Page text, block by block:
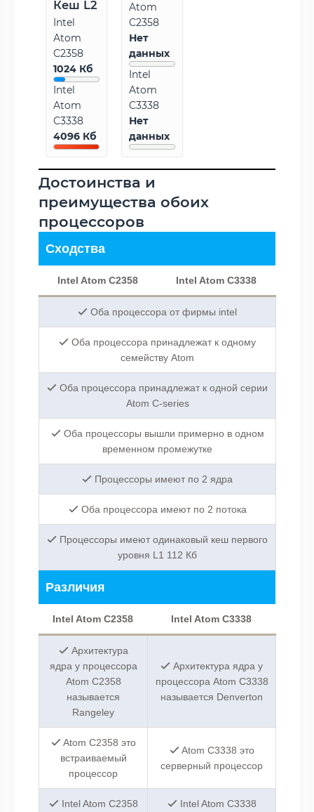
Кеш L2
Intel
Atom
C2358
1024 Кб
Intel
Atom
C3338
4096 Кб
Atom
C2358
Нет
данных
Intel
Atom
C3338
Нет
данных
Достоинства и
преимущества обоих
процессоров
Сходства
Intel Atom C2358 Intel Atom C3338
Оба процессора от фирмы intel
Оба процессора принадлежат к одному
семейству Atom
Оба процессора принадлежат к одной серии
Atom C-series
Оба процессоры вышли примерно в одном
временном промежутке
Процессоры имеют по 2 ядра
Оба процессора имеют по 2 потока
Процессоры имеют одинаковый кеш первого
уровня L1 112 Кб
Различия
Intel Atom C2358 Intel Atom C3338
Архитектура
ядра у процессора
Atom C2358
называется
Rangeley
Архитектура ядра у
процессора Atom C3338
называется Denverton
Atom C2358 это
встраиваемый
процессор
Atom C3338 это
серверный процессор
Intel Atom C2358
Intel Atom C3338